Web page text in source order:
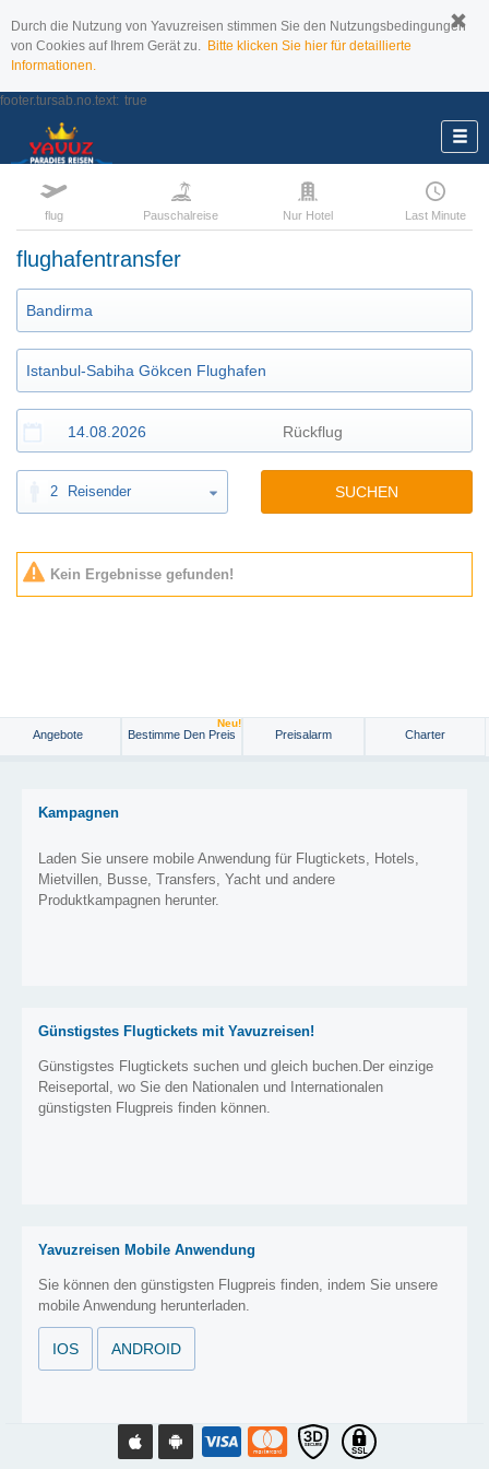
Durch die Nutzung von Yavuzreisen stimmen Sie den Nutzungsbedingungen
von Cookies auf Ihrem Gerät zu. Bitte klicken Sie hier für detaillierte
Informationen.
footer.tursab.no.text: true
flug Pauschalreise Nur Hotel Last Minute
flughafentransfer
2 Reisender SUCHEN
Kein Ergebnisse gefunden!
Angebote Bestimme Den Preis
Neu!
Preisalarm Charter
Kampagnen
Laden Sie unsere mobile Anwendung für Flugtickets, Hotels,
Mietvillen, Busse, Transfers, Yacht und andere
Produktkampagnen herunter.
Günstigstes Flugtickets mit Yavuzreisen!
Günstigstes Flugtickets suchen und gleich buchen.Der einzige
Reiseportal, wo Sie den Nationalen und Internationalen
günstigsten Flugpreis finden können.
Yavuzreisen Mobile Anwendung
Sie können den günstigsten Flugpreis finden, indem Sie unsere
mobile Anwendung herunterladen.
IOS ANDROID